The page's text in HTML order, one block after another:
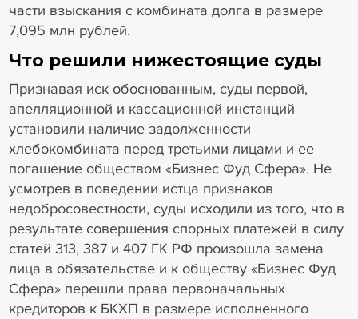
части взыскания с комбината долга в размере
7,095 млн рублей.
Что решили нижестоящие суды
Признавая иск обоснованным, суды первой,
апелляционной и кассационной инстанций
установили наличие задолженности
хлебокомбината перед третьими лицами и ее
погашение обществом «Бизнес Фуд Сфера». Не
усмотрев в поведении истца признаков
недобросовестности, суды исходили из того, что в
результате совершения спорных платежей в силу
статей 313, 387 и 407 ГК РФ произошла замена
лица в обязательстве и к обществу «Бизнес Фуд
Сфера» перешли права первоначальных
кредиторов к БКХП в размере исполненного